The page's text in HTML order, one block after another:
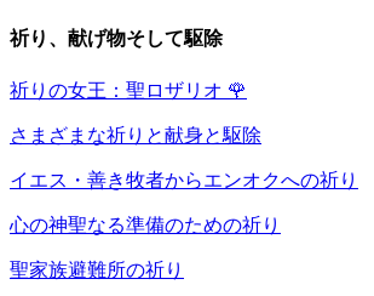
祈り、献げ物そして駆除
祈りの女王：聖ロザリオ 🌹
さまざまな祈りと献身と駆除
イエス・善き牧者からエンオクへの祈り
心の神聖なる準備のための祈り
聖家族避難所の祈り